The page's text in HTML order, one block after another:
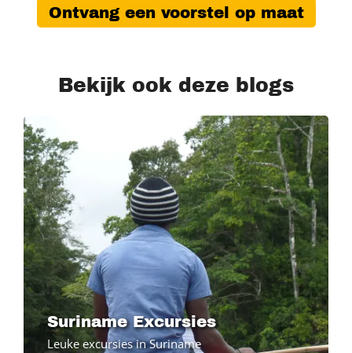
Ontvang een voorstel op maat
Bekijk ook deze blogs
Suriname Excursies
Leuke excursies in Suriname